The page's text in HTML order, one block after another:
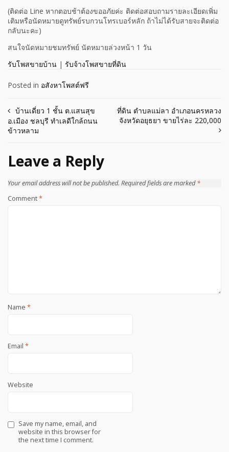
(ติดต่อ Line หากตอบช้าต้องขออภัยค่ะ ติดต่อสอบถามรายละเอียดเพิ่ม
เติมหรือนัดหมายดูทรัพย์รบกวนโทรเบอร์หลัก ถ้าไม่ได้รับสายจะติดต่อ
กลับนะคะ)
สนใจนัดหมายชมทรัพย์ นัดหมายล่วงหน้า 1 วัน
รับโพสขายบ้าน | รับจ้างโพสขายที่ดิน
Posted in อสังหาโพสต์ฟรี
Post
navigation
บ้านเดี่ยว 1 ชั้น ต.แสนสุข
อ.เมือง ชลบุรี ทำเลดีใกล้ถนน
ข้าวหลาม
ที่ดิน ตำบลแม่ลา อำเภอนครหลวง
จังหวัดอยุธยา ขายไร่ละ 220,000
Leave a Reply
Your email address will not be published. Required fields are marked*
Comment*
Name *
Email *
Website
Save my name, email, and
website in this browser for
the next time I comment.